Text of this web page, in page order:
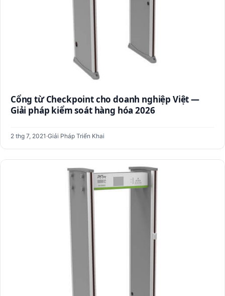
Cổng từ Checkpoint cho doanh nghiệp Việt —
Giải pháp kiểm soát hàng hóa 2026
2 thg 7, 2021 ·Giải Pháp Triển Khai